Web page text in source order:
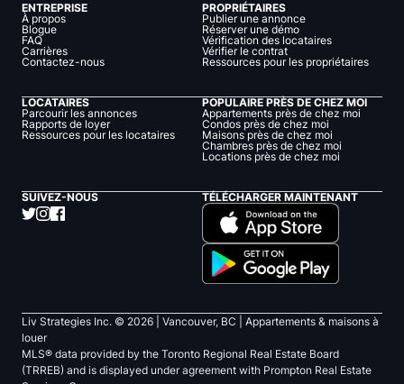
ENTREPRISE
À propos
Blogue
FAQ
Carrières
Contactez-nous
PROPRIÉTAIRES
Publier une annonce
Réserver une démo
Vérification des locataires
Vérifier le contrat
Ressources pour les propriétaires
LOCATAIRES
Parcourir les annonces
Rapports de loyer
Ressources pour les locataires
POPULAIRE PRÈS DE CHEZ MOI
Appartements près de chez moi
Condos près de chez moi
Maisons près de chez moi
Chambres près de chez moi
Locations près de chez moi
SUIVEZ-NOUS TÉLÉCHARGER MAINTENANT
Liv Strategies Inc. © 2026 | Vancouver, BC |
Appartements & maisons à
louer
MLS® data provided by the Toronto Regional Real Estate Board
(TRREB) and is displayed under agreement with Prompton Real Estate